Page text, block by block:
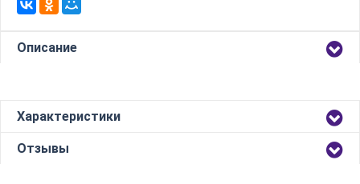
Описание
Характеристики
Отзывы